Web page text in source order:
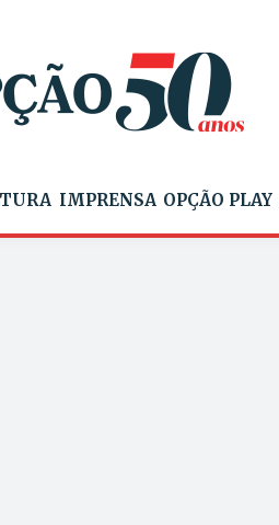
IMPRENSA OPÇÃO PLAY